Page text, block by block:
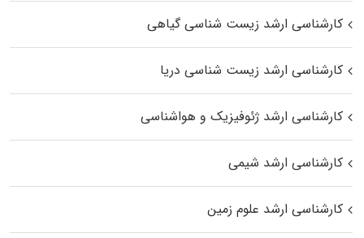
کارشناسی ارشد زیست‌ شناسی گیاهی
کارشناسی ارشد زیست‌ شناسی دریا
کارشناسی ارشد ژئوفیزیک و هواشناسی
کارشناسی ارشد شیمی
کارشناسی ارشد علوم زمین